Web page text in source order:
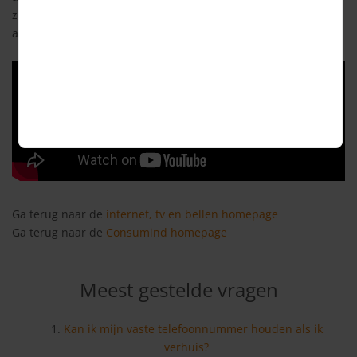
zijn er ongeveer 4,1 miljoen huishoudens waar glasvezel is
aangesloten.
Ga terug naar de internet, tv en bellen homepage
Ga terug naar de Consumind homepage
Meest gestelde vragen
Kan ik mijn vaste telefoonnummer houden als ik
verhuis?